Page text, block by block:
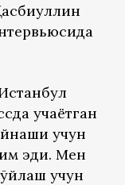
учаётган
учун
эди. Мен
учун